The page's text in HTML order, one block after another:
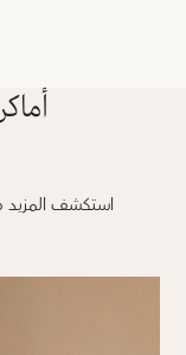
استكشف المزيد